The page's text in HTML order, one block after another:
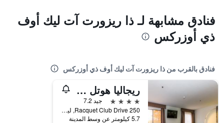
فنادق مشابهة لـ ذا ريزورت آت ليك أوف
ذي أوزركس
فنادق بالقرب من ذا ريزورت آت ليك أوف ذي أوزركس
ريجاليا هوتل آند كونفرانس سنتر
4 نجوم
جيد 7.2
250 Racquet Club Drive, ليك اوزارك, MO, الولايات المتحدة الأميريكية
5.7 كيلومتر عن وسط المدينة